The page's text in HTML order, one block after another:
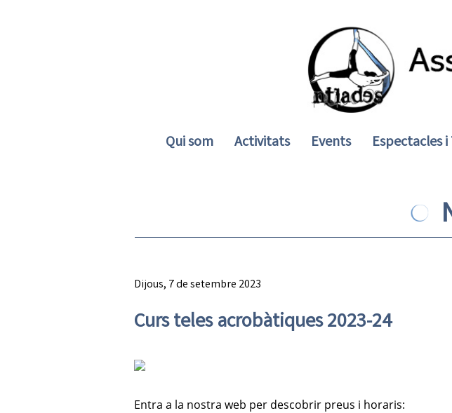
Qui som Activitats Events Espectacles
Dijous, 7 de setembre 2023
Curs teles acrobàtiques 2023-24
Entra a la nostra web per descobrir preus i horaris: